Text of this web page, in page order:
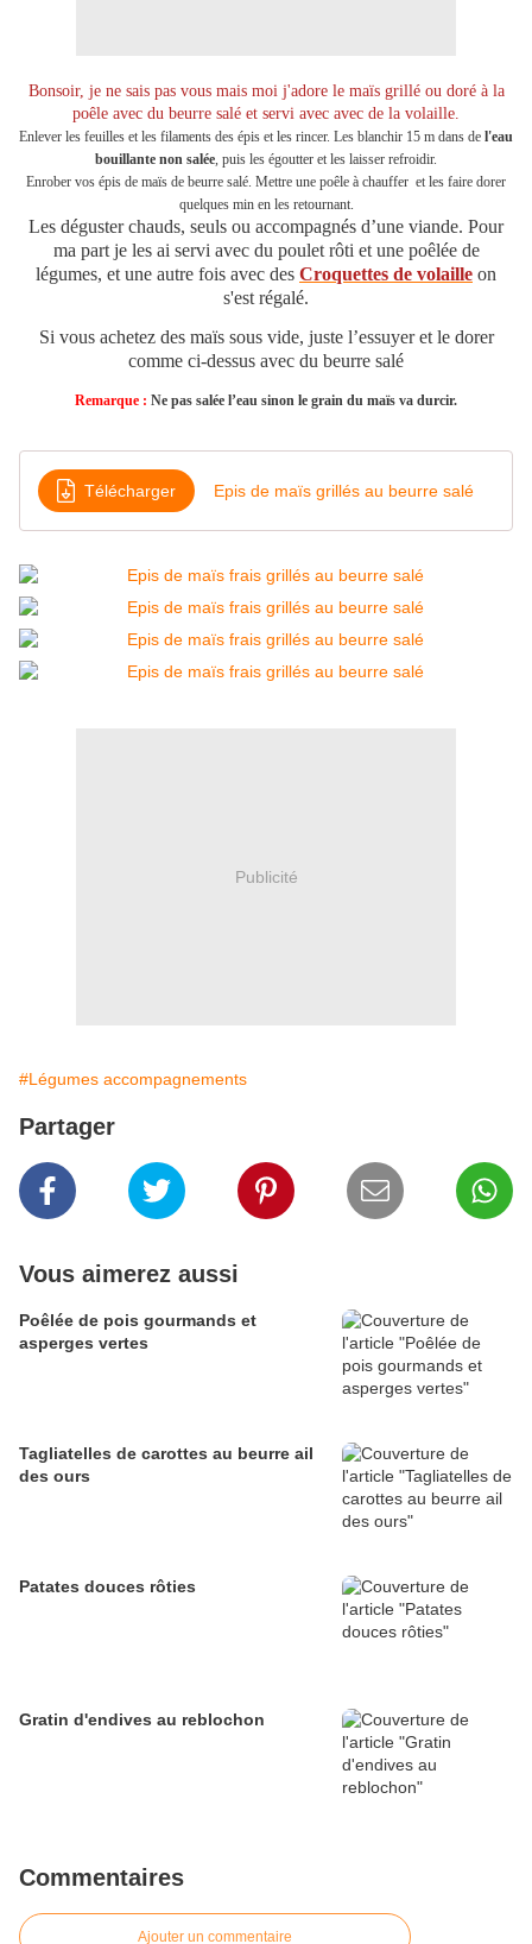
Bonsoir, je ne sais pas vous mais moi j'adore le maïs grillé ou doré à la
poêle avec du beurre salé et servi avec avec de la volaille.
Enlever les feuilles et les filaments des épis et les rincer. Les blanchir 15 m dans de l'eau
bouillante non salée, puis les égoutter et les laisser refroidir.
Enrober vos épis de maïs de beurre salé. Mettre une poêle à chauffer et les faire dorer
quelques min en les retournant.
Les déguster chauds, seuls ou accompagnés d’une viande. Pour
ma part je les ai servi avec du poulet rôti et une poêlée de
légumes, et une autre fois avec des Croquettes de volaille on
s'est régalé.
Si vous achetez des maïs sous vide, juste l’essuyer et le dorer
comme ci-dessus avec du beurre salé
Remarque : Ne pas salée l’eau sinon le grain du maïs va durcir.
Télécharger Epis de maïs grillés au beurre salé
Publicité
#Légumes accompagnements
Partager
Vous aimerez aussi
Poêlée de pois gourmands et
asperges vertes
Tagliatelles de carottes au beurre ail
des ours
Patates douces rôties
Gratin d'endives au reblochon
Commentaires
Ajouter un commentaire